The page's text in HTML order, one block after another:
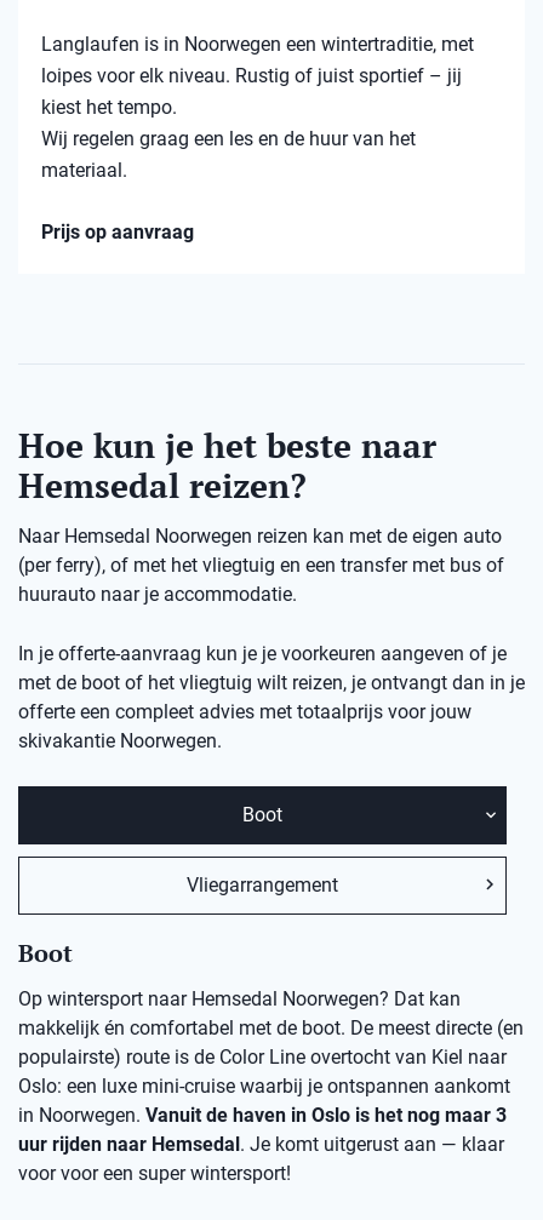
Langlaufen is in Noorwegen een wintertraditie, met
loipes voor elk niveau. Rustig of juist sportief – jij
kiest het tempo.
Wij regelen graag een les en de huur van het
materiaal.
Prijs op aanvraag
Hoe kun je het beste naar
Hemsedal reizen?
Naar Hemsedal Noorwegen reizen kan met de eigen auto
(per ferry), of met het vliegtuig en een transfer met bus of
huurauto naar je accommodatie.
In je offerte-aanvraag kun je je voorkeuren aangeven of je
met de boot of het vliegtuig wilt reizen, je ontvangt dan in je
offerte een compleet advies met totaalprijs voor jouw
skivakantie Noorwegen.
Boot
Vliegarrangement
Boot
Op wintersport naar Hemsedal Noorwegen? Dat kan
makkelijk én comfortabel met de boot. De meest directe (en
populairste) route is de Color Line overtocht van Kiel naar
Oslo: een luxe mini-cruise waarbij je ontspannen aankomt
in Noorwegen. Vanuit de haven in Oslo is het nog maar 3
uur rijden naar Hemsedal. Je komt uitgerust aan — klaar
voor voor een super wintersport!